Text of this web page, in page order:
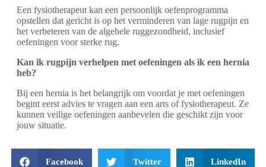
Een fysiotherapeut kan een persoonlijk oefenprogramma
opstellen dat gericht is op het verminderen van lage rugpijn en
het verbeteren van de algehele ruggezondheid, inclusief
oefeningen voor sterke rug.
Kan ik rugpijn verhelpen met oefeningen als ik een hernia
heb?
Bij een hernia is het belangrijk om voordat je met oefeningen
begint eerst advies te vragen aan een arts of fysiotherapeut. Ze
kunnen veilige oefeningen aanbevelen die geschikt zijn voor
jouw situatie.
Facebook Twitter LinkedIn